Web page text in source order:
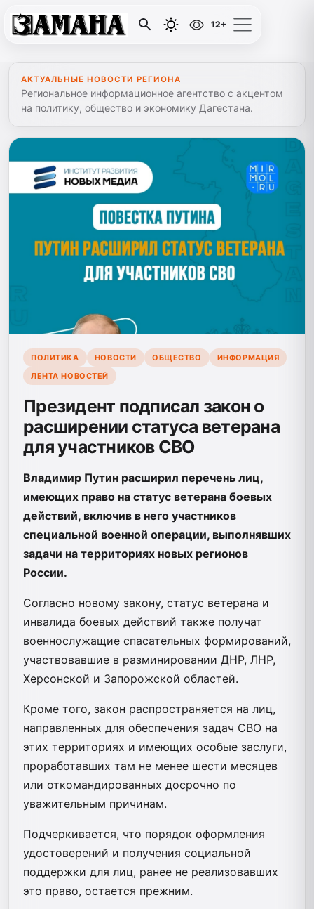
12+
АКТУАЛЬНЫЕ НОВОСТИ РЕГИОНА
Региональное информационное агентство с акцентом
на политику, общество и экономику Дагестана.
ПОЛИТИКА НОВОСТИ ОБЩЕСТВО
ИНФОРМАЦИЯ
ЛЕНТА НОВОСТЕЙ
Президент подписал закон о
расширении статуса ветерана
для участников СВО
Владимир Путин расширил перечень лиц,
имеющих право на статус ветерана боевых
действий, включив в него участников
специальной военной операции, выполнявших
задачи на территориях новых регионов
России.
Согласно новому закону, статус ветерана и
инвалида боевых действий также получат
военнослужащие спасательных формирований,
участвовавшие в разминировании ДНР, ЛНР,
Херсонской и Запорожской областей.
Кроме того, закон распространяется на лиц,
направленных для обеспечения задач СВО на
этих территориях и имеющих особые заслуги,
проработавших там не менее шести месяцев
или откомандированных досрочно по
уважительным причинам.
Подчеркивается, что порядок оформления
удостоверений и получения социальной
поддержки для лиц, ранее не реализовавших
это право, остается прежним.